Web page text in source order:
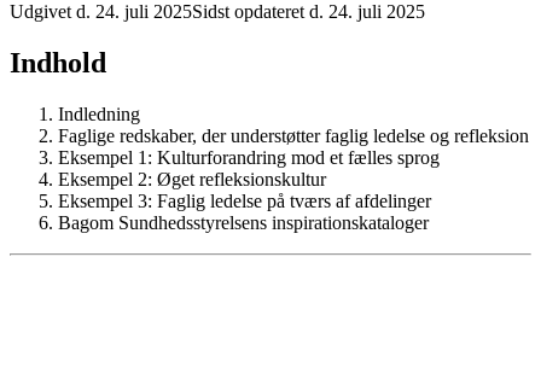
Udgivet d. 24. juli 2025Sidst opdateret d. 24. juli 2025
Indhold
Indledning
Faglige redskaber, der understøtter faglig ledelse og refleksion
Eksempel 1: Kulturforandring mod et fælles sprog
Eksempel 2: Øget refleksionskultur
Eksempel 3: Faglig ledelse på tværs af afdelinger
Bagom Sundhedsstyrelsens inspirationskataloger